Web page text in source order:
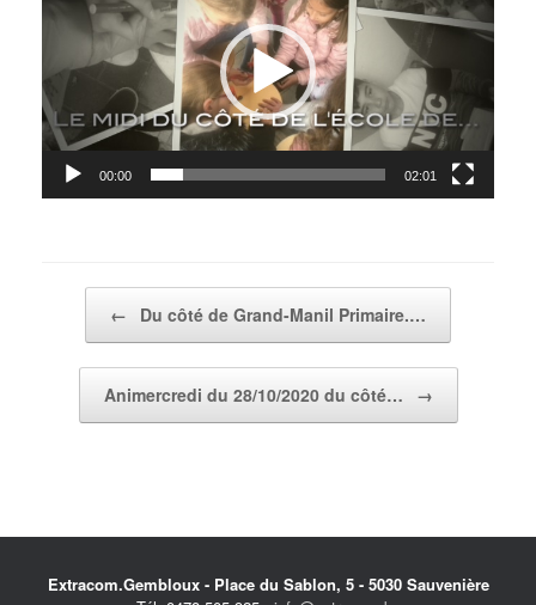
00:00 02:01
← Du côté de Grand-Manil Primaire.…
Animercredi du 28/10/2020 du côté… →
Extracom.Gembloux - Place du Sablon, 5 - 5030 Sauvenière